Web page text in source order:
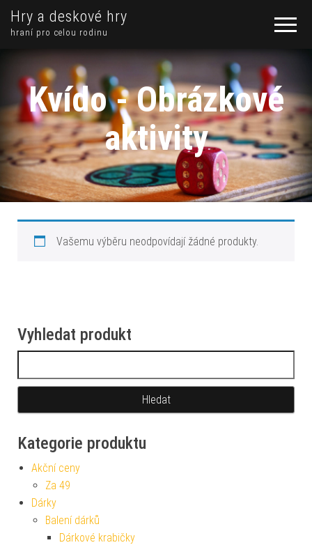
Hry a deskové hry
hraní pro celou rodinu
Kvído - Obrázkové
aktivity
Vašemu výběru neodpovídají žádné produkty.
Vyhledat produkt
Kategorie produktu
Akční ceny
Za 49
Dárky
Balení dárků
Dárkové krabičky